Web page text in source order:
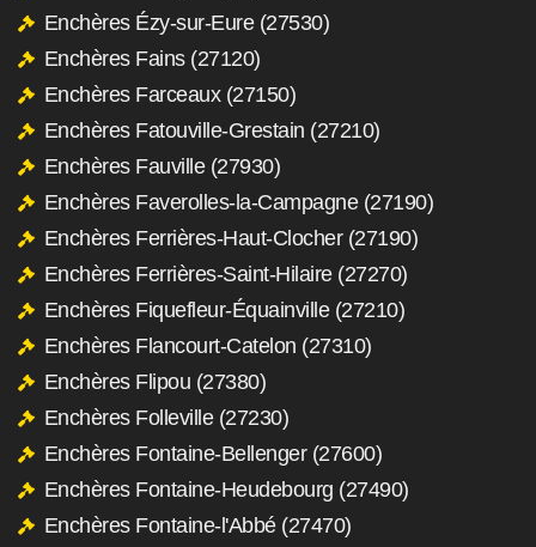
Enchères Ézy-sur-Eure (27530)
Enchères Fains (27120)
Enchères Farceaux (27150)
Enchères Fatouville-Grestain (27210)
Enchères Fauville (27930)
Enchères Faverolles-la-Campagne (27190)
Enchères Ferrières-Haut-Clocher (27190)
Enchères Ferrières-Saint-Hilaire (27270)
Enchères Fiquefleur-Équainville (27210)
Enchères Flancourt-Catelon (27310)
Enchères Flipou (27380)
Enchères Folleville (27230)
Enchères Fontaine-Bellenger (27600)
Enchères Fontaine-Heudebourg (27490)
Enchères Fontaine-l'Abbé (27470)